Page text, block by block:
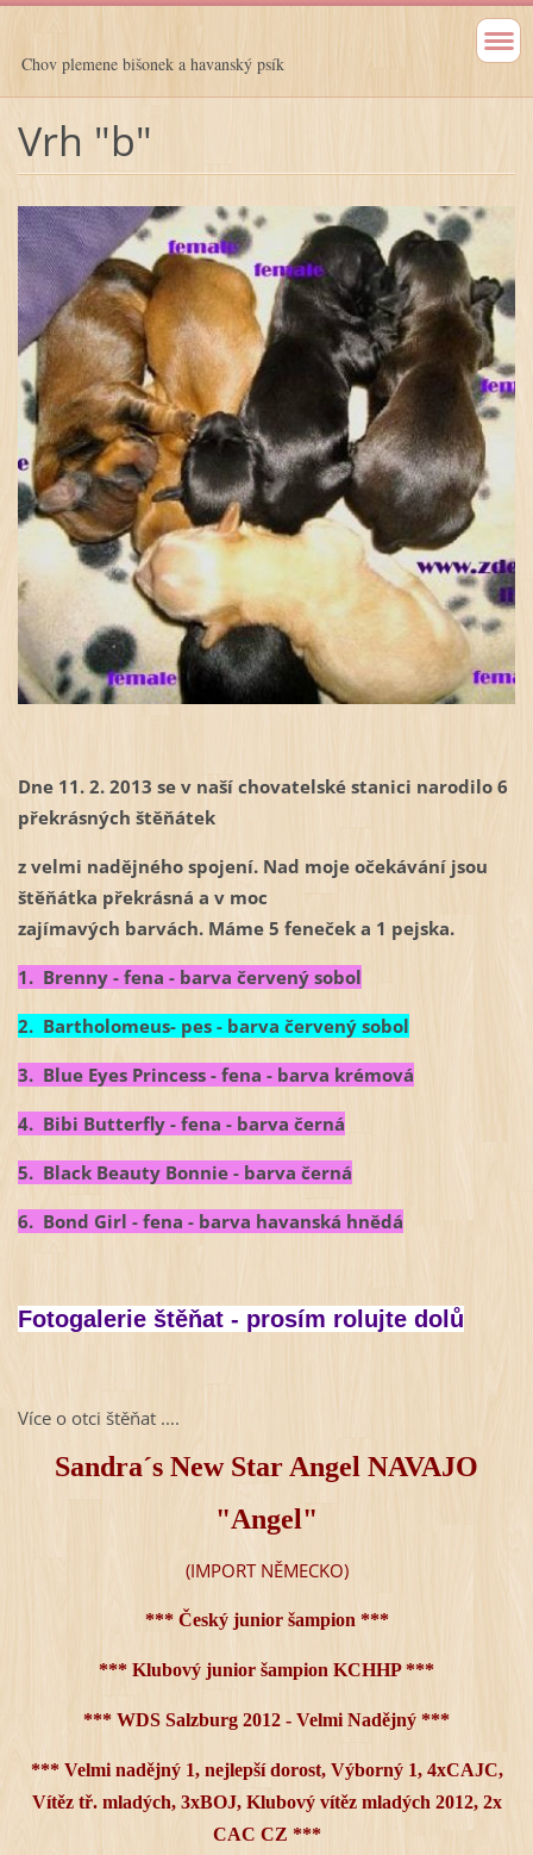
Chov plemene bišonek a havanský psík
Vrh "b"
Dne 11. 2. 2013 se v naší chovatelské stanici narodilo 6
překrásných štěňátek
z velmi nadějného spojení. Nad moje očekávání jsou
štěňátka překrásná a v moc
zajímavých barvách. Máme 5 feneček a 1 pejska.
1. Brenny - fena - barva červený sobol
2. Bartholomeus- pes - barva červený sobol
3. Blue Eyes Princess - fena - barva krémová
4. Bibi Butterfly - fena - barva černá
5. Black Beauty Bonnie - barva černá
6. Bond Girl - fena - barva havanská hnědá
Fotogalerie štěňat - prosím rolujte dolů
Více o otci štěňat ....
Sandra´s New Star Angel NAVAJO
"Angel"
(IMPORT NĚMECKO)
*** Český junior šampion ***
*** Klubový junior šampion KCHHP***
*** WDS Salzburg 2012 - Velmi Nadějný ***
*** Velmi nadějný 1, nejlepší dorost, Výborný 1, 4xCAJC,
Vítěz tř. mladých, 3xBOJ, Klubový vítěz mladých 2012, 2x
CAC CZ ***